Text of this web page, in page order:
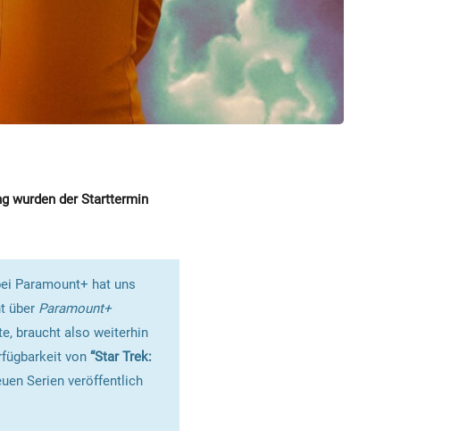
wurden der Starttermin
Paramount+ hat uns
über Paramount+
braucht also weiterhin
von “Star Trek:
Serien veröffentlich